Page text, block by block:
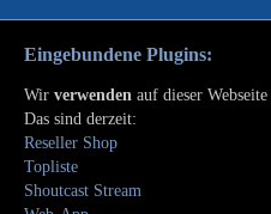
Eingebundene Plugins:
Wir verwenden auf dieser Webseite
Das sind derzeit:
Reseller Shop
Topliste
Shoutcast Stream